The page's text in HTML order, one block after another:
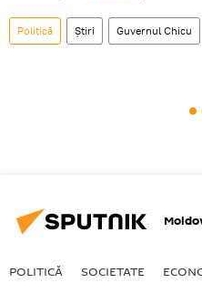
Politică Știri Guvernul Chicu
POLITICĂ SOCIETATE